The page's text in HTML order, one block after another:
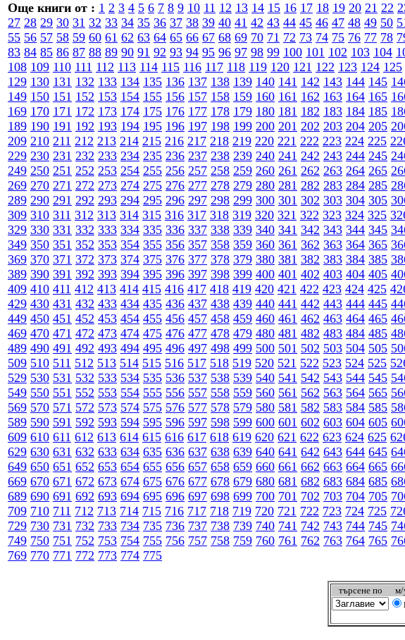
Още книги от : 1 2 3 4 5 6 7 8 9 10 11 12 13 14 15 16 17 18 19 20 21 22
27 28 29 30 31 32 33 34 35 36 37 38 39 40 41 42 43 44 45 46 47 48 49 50
55 56 57 58 59 60 61 62 63 64 65 66 67 68 69 70 71 72 73 74 75 76 77 78
83 84 85 86 87 88 89 90 91 92 93 94 95 96 97 98 99 100 101 102 103 104
108 109 110 111 112 113 114 115 116 117 118 119 120 121 122 123 124 125
129 130 131 132 133 134 135 136 137 138 139 140 141 142 143 144 145
149 150 151 152 153 154 155 156 157 158 159 160 161 162 163 164 165
169 170 171 172 173 174 175 176 177 178 179 180 181 182 183 184 185
189 190 191 192 193 194 195 196 197 198 199 200 201 202 203 204 205
209 210 211 212 213 214 215 216 217 218 219 220 221 222 223 224 225
229 230 231 232 233 234 235 236 237 238 239 240 241 242 243 244 245
249 250 251 252 253 254 255 256 257 258 259 260 261 262 263 264 265
269 270 271 272 273 274 275 276 277 278 279 280 281 282 283 284 285
289 290 291 292 293 294 295 296 297 298 299 300 301 302 303 304 305
309 310 311 312 313 314 315 316 317 318 319 320 321 322 323 324 325
329 330 331 332 333 334 335 336 337 338 339 340 341 342 343 344 345
349 350 351 352 353 354 355 356 357 358 359 360 361 362 363 364 365
369 370 371 372 373 374 375 376 377 378 379 380 381 382 383 384 385
389 390 391 392 393 394 395 396 397 398 399 400 401 402 403 404 405
409 410 411 412 413 414 415 416 417 418 419 420 421 422 423 424 425
429 430 431 432 433 434 435 436 437 438 439 440 441 442 443 444 445
449 450 451 452 453 454 455 456 457 458 459 460 461 462 463 464 465
469 470 471 472 473 474 475 476 477 478 479 480 481 482 483 484 485
489 490 491 492 493 494 495 496 497 498 499 500 501 502 503 504 505
509 510 511 512 513 514 515 516 517 518 519 520 521 522 523 524 525
529 530 531 532 533 534 535 536 537 538 539 540 541 542 543 544 545
549 550 551 552 553 554 555 556 557 558 559 560 561 562 563 564 565
569 570 571 572 573 574 575 576 577 578 579 580 581 582 583 584 585
589 590 591 592 593 594 595 596 597 598 599 600 601 602 603 604 605
609 610 611 612 613 614 615 616 617 618 619 620 621 622 623 624 625
629 630 631 632 633 634 635 636 637 638 639 640 641 642 643 644 645
649 650 651 652 653 654 655 656 657 658 659 660 661 662 663 664 665
669 670 671 672 673 674 675 676 677 678 679 680 681 682 683 684 685
689 690 691 692 693 694 695 696 697 698 699 700 701 702 703 704 705
709 710 711 712 713 714 715 716 717 718 719 720 721 722 723 724 725
729 730 731 732 733 734 735 736 737 738 739 740 741 742 743 744 745
749 750 751 752 753 754 755 756 757 758 759 760 761 762 763 764 765
769 770 771 772 773 774 775
търсeне по м/